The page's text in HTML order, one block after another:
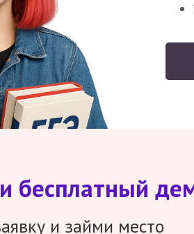
бесплатный
и займи место